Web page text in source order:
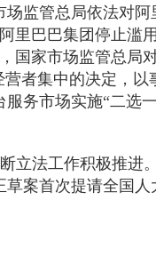
场监管总局依法对
里巴巴集团停止滥
国家市场监管总
者集中的决定，
务市场实施“二选
立法工作积极推进
案首次提请全国